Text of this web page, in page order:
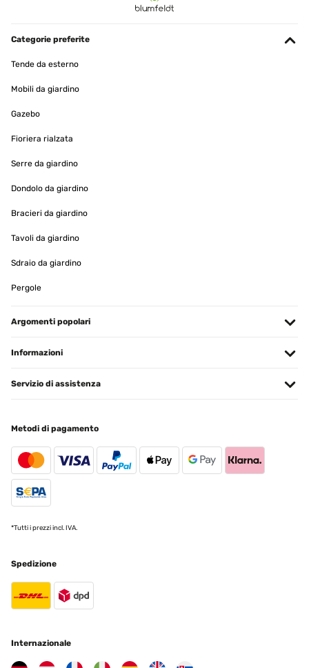
fiaba mucho por k me parecía un poco fino pero la verdad es k a
aguantado perfectamente la lluvia el agua y los proteja genial del
espectativas
Usuario/a de amazon
Tradurre
Lo compre para guardar cuatro sillones de jardín y al venir ni me
aguantado perfectamente la lluvia el agua y los proteja genial del
sol es fácil de poner y de quitar Me a encantado y supera mis
29/07/2022
06/01/2021
Tolle Strandkorbabdeckung Ich habe diese Abdeckung jetzt das
zweite Mal gekauft (der Wind hat die Erste zerstört) und ich muss
sagen, immer wieder gerne.
Teurer Schund Meine erste schlechte Erfahrung mit einem
Berührung. Bin sauer!!!!
Categorie preferite
Tende da esterno
Mobili da giardino
Gazebo
Fioriera rialzata
Serre da giardino
Dondolo da giardino
Bracieri da giardino
Tavoli da giardino
Sdraio da giardino
Pergole
Argomenti popolari
Informazioni
Servizio di assistenza
Metodi di pagamento
*Tutti i prezzi incl. IVA.
Spedizione
Internazionale